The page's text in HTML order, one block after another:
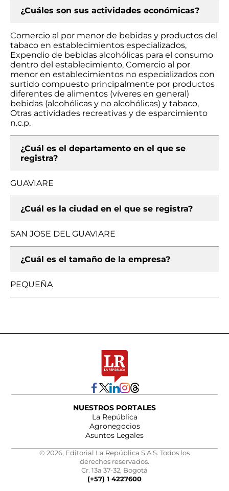
¿Cuáles son sus actividades económicas?
Comercio al por menor de bebidas y productos del
tabaco en establecimientos especializados,
Expendio de bebidas alcohólicas para el consumo
dentro del establecimiento, Comercio al por
menor en establecimientos no especializados con
surtido compuesto principalmente por productos
diferentes de alimentos (víveres en general)
bebidas (alcohólicas y no alcohólicas) y tabaco,
Otras actividades recreativas y de esparcimiento
n.c.p.
¿Cuál es el departamento en el que se
registra?
GUAVIARE
¿Cuál es la ciudad en el que se registra?
SAN JOSE DEL GUAVIARE
¿Cuál es el tamaño de la empresa?
PEQUEÑA
NUESTROS PORTALES
La República
Agronegocios
Asuntos Legales
© 2026, Editorial La República S.A.S. Todos los
derechos reservados.
Cr. 13a 37-32, Bogotá
(+57) 1 4227600